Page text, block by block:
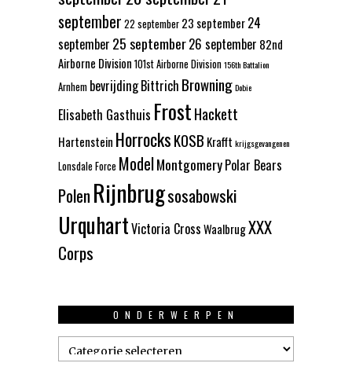
september 22 september 23 september24
september 25 september26 september 82nd
Airborne Division 101st Airborne Division156th Battalion
Arnhem bevrijdingBittrich BrowningDobie
Elisabeth Gasthuis FrostHackett
Hartenstein HorrocksKOSB Krafft krijgsgevangenen
Lonsdale Force ModelMontgomeryPolar Bears
PolenRijnbrugsosabowski
UrquhartVictoria CrossWaalbrugXXX
Corps
ONDERWERPEN
Onderwerpen